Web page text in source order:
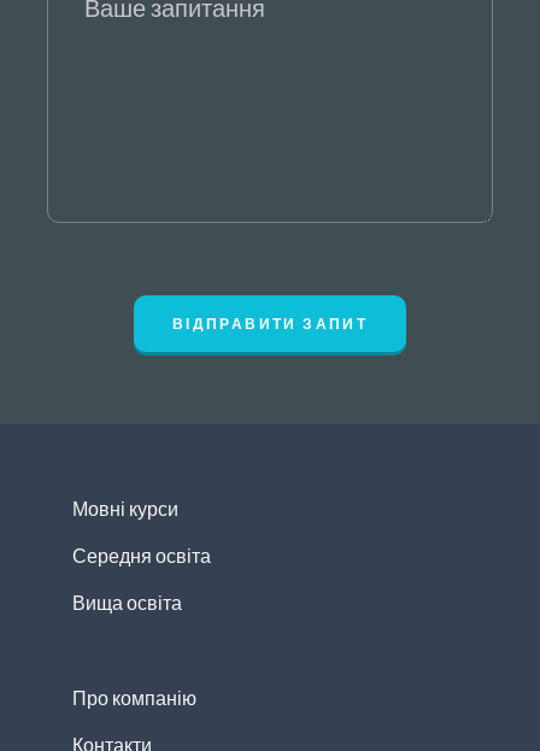
ВІДПРАВИТИ ЗАПИТ
Мовні курси
Середня освіта
Вища освіта
Про компанію
Контакти